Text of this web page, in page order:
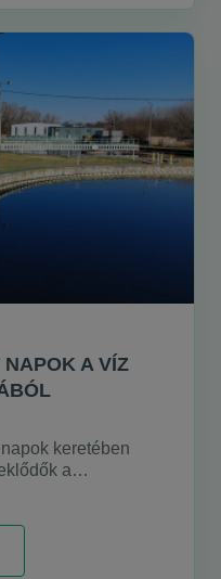
ki.
A VÍZ
keretében
a
beregisztrált